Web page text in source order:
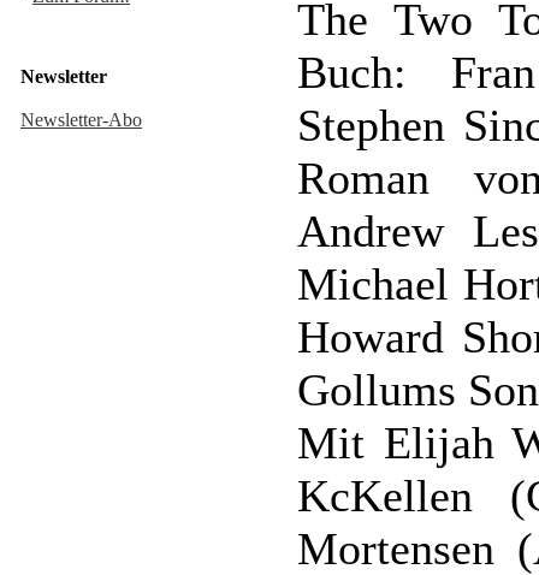
Newsletter
Newsletter-Abo
The Two
Buch:
Stephen
Roman
Andrew
Michael
Howard
Gollums
Mit Elijah
KcKellen
Mortensen